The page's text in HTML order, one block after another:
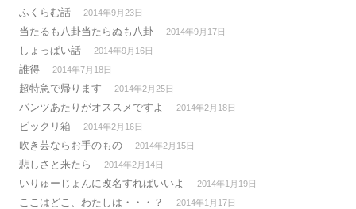
ふくらむ話 2014年9月23日
当たるも八卦当たらぬも八卦 2014年9月17日
しょっぱい話 2014年9月16日
誰得 2014年7月18日
超特急で帰ります 2014年2月25日
パンツあたりがオススメですよ 2014年2月18日
ビックリ箱 2014年2月16日
吹き芸ならお手のもの 2014年2月15日
悲しさと来たら 2014年2月14日
いりゅーじょんに改名すればいいよ 2014年1月19日
ここはどこ、わたしは・・・？ 2014年1月17日